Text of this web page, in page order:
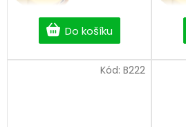
Do košíku
Kód: B222